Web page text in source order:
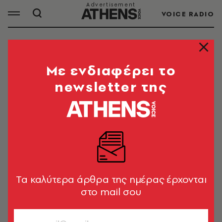
VOICE RADIO
ΜΑΡΙΑ ΜΕΝΟΥΝΟΣ
ΟΛΑ ΤΑ ΑΡΘΡΑ ΤΟΥ TAG
SHOWBIZ
Ελλάδα μου προσφέρει κάτι που δεν
ήξερα ότι μου έλειπε»
Mε ενδιαφέρει το
newsletter της
Tα καλύτερα άρθρα της ημέρας έρχονται
στο mail σου